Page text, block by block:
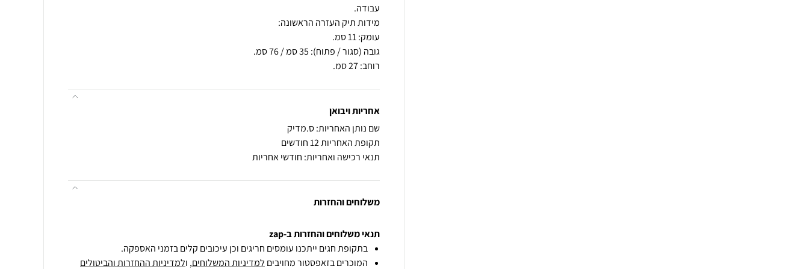
רוחב: 27 סמ.
אחריות ויבואן
שם נותן האחריות: ס.מדיק
תקופת האחריות 12 חודשים
תנאי רכישה ואחריות: חודשי אחריות
משלוחים והחזרות
תנאי משלוחים והחזרות ב-zap
בתקופת חגים ייתכנו עומסים חריגים וכן עיכובים קלים בזמני האספקה.
המוכרים בזאפסטור מחויבים למדיניות המשלוחים, ולמדיניות ההחזרות והביטולים